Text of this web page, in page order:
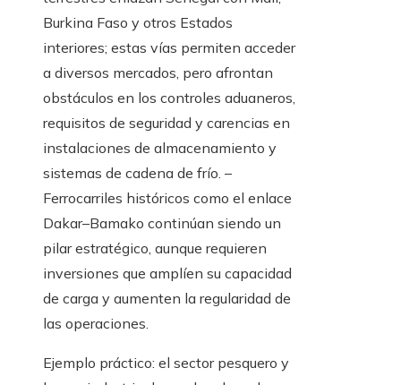
Burkina Faso y otros Estados
interiores; estas vías permiten acceder
a diversos mercados, pero afrontan
obstáculos en los controles aduaneros,
requisitos de seguridad y carencias en
instalaciones de almacenamiento y
sistemas de cadena de frío. –
Ferrocarriles históricos como el enlace
Dakar–Bamako continúan siendo un
pilar estratégico, aunque requieren
inversiones que amplíen su capacidad
de carga y aumenten la regularidad de
las operaciones.
Ejemplo práctico: el sector pesquero y